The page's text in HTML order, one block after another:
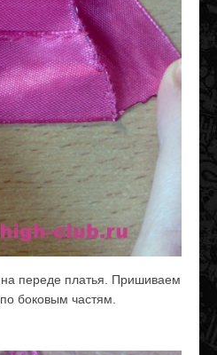
переде платья. Пришиваем
боковым частям.